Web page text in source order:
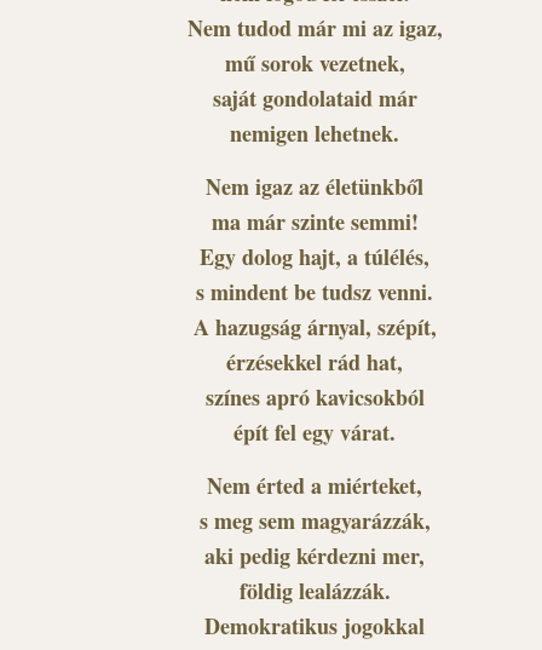
Nem tudod már mi az igaz,
mű sorok vezetnek,
saját gondolataid már
nemigen lehetnek.
Nem igaz az életünkből
ma már szinte semmi!
Egy dolog hajt, a túlélés,
s mindent be tudsz venni.
A hazugság árnyal, szépít,
érzésekkel rád hat,
színes apró kavicsokból
épít fel egy várat.
Nem érted a miérteket,
s meg sem magyarázzák,
aki pedig kérdezni mer,
földig lealázzák.
Demokratikus jogokkal